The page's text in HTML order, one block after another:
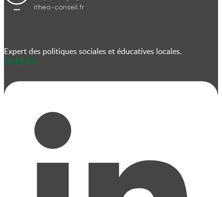
Expert des politiques sociales et éducatives locales.
Linkedin